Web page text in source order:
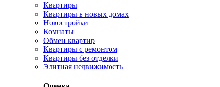
Квартиры
Квартиры в новых домах
Новостройки
Комнаты
Обмен квартир
Квартиры с ремонтом
Квартиры без отделки
Элитная недвижимость